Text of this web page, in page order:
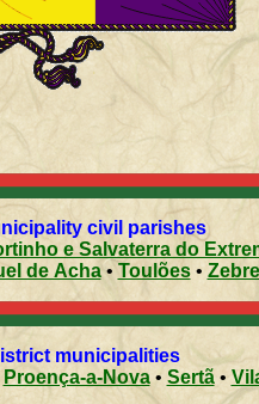
civil parishes
e Salvaterra do
de Acha• Toulões•
municipalities
Proença-a-Nova• Sertã•